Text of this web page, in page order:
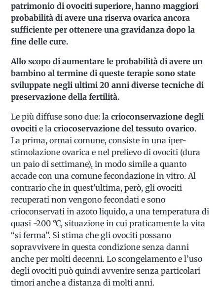
patrimonio di ovociti superiore, hanno maggiori
probabilità di avere una riserva ovarica ancora
sufficiente per ottenere una gravidanza dopo la
fine delle cure.
Allo scopo di aumentare le probabilità di avere un
bambino al termine di queste terapie sono state
sviluppate negli ultimi 20 anni diverse tecniche di
preservazione della fertilità.
Le più diffuse sono due: lacrioconservazione degli
ovociti e la criocoservazione del tessuto ovarico.
La prima, ormai comune, consiste in una iper-
stimolazione ovarica e nel prelievo di ovociti (dura
un paio di settimane), in modo simile a quanto
accade con una comune fecondazione in vitro. Al
contrario che in quest'ultima, però, gli ovociti
recuperati non vengono fecondati e sono
crioconservati in azoto liquido, a una temperatura di
quasi -200 °C, situazione in cui praticamente la vita
“si ferma”. Si stima che gli ovociti possano
sopravvivere in questa condizione senza danni
anche per molti decenni. Lo scongelamento e l’uso
degli ovociti può quindi avvenire senza particolari
timori anche a distanza di molti anni.